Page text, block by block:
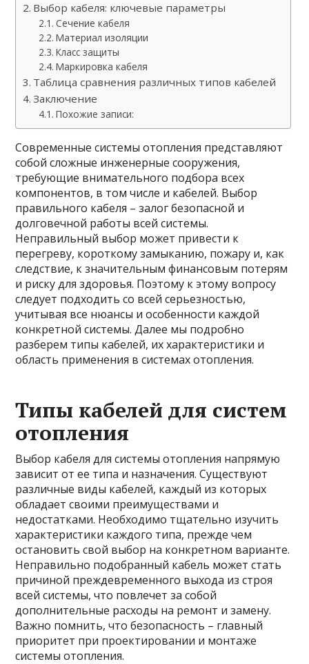
Выбор кабеля: ключевые параметры
Сечение кабеля
Материал изоляции
Класс защиты
Маркировка кабеля
Таблица сравнения различных типов кабелей
Заключение
Похожие записи:
Современные системы отопления представляют
собой сложные инженерные сооружения,
требующие внимательного подбора всех
компонентов, в том числе и кабелей. Выбор
правильного кабеля – залог безопасной и
долговечной работы всей системы.
Неправильный выбор может привести к
перегреву, короткому замыканию, пожару и, как
следствие, к значительным финансовым потерям
и риску для здоровья. Поэтому к этому вопросу
следует подходить со всей серьезностью,
учитывая все нюансы и особенности каждой
конкретной системы. Далее мы подробно
разберем типы кабелей, их характеристики и
область применения в системах отопления.
Типы кабелей для систем
отопления
Выбор кабеля для системы отопления напрямую
зависит от ее типа и назначения. Существуют
различные виды кабелей, каждый из которых
обладает своими преимуществами и
недостатками. Необходимо тщательно изучить
характеристики каждого типа, прежде чем
остановить свой выбор на конкретном варианте.
Неправильно подобранный кабель может стать
причиной преждевременного выхода из строя
всей системы, что повлечет за собой
дополнительные расходы на ремонт и замену.
Важно помнить, что безопасность – главный
приоритет при проектировании и монтаже
системы отопления.